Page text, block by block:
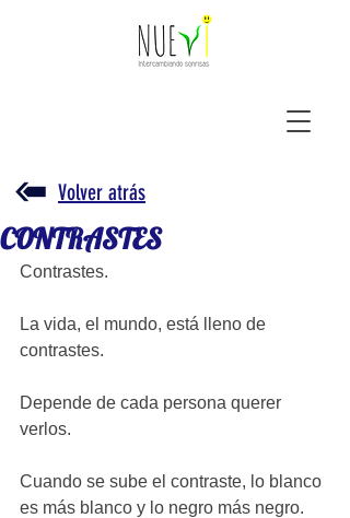
Volver atrás
CONTRASTES
Contrastes.
La vida, el mundo, está lleno de
contrastes.
Depende de cada persona querer
verlos.
Cuando se sube el contraste, lo blanco
es más blanco y lo negro más negro.